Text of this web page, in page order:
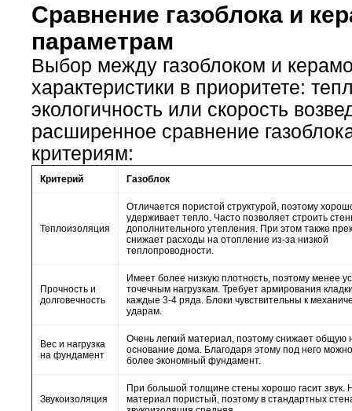
Сравнение газоблока и
параметрам
Выбор между газоблоком и
характеристики в приоритете:
экологичность или скорость
расширенное сравнение
критериям:
Критерий Газоблок
Теплоизоляция
Отличается пористой структурой, поэтому
удерживает тепло. Часто позволяет строить
дополнительного утепления. При этом также
снижает расходы на отопление из-за низкой
теплопроводности.
Прочность и
долговечность
Имеет более низкую плотность, поэтому менее
точечным нагрузкам. Требует армирования
каждые 3-4 ряда. Блоки чувствительны к
ударам.
Вес и нагрузка
на фундамент
Очень легкий материал, поэтому снижает общую
основание дома. Благодаря этому под него
более экономный фундамент.
Звукоизоляция
При большой толщине стены хорошо гасит звук.
материал пористый, поэтому в стандартных